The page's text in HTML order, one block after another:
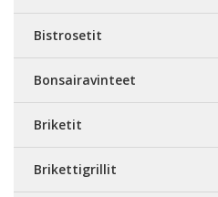
Bistrosetit
Bonsairavinteet
Briketit
Brikettigrillit